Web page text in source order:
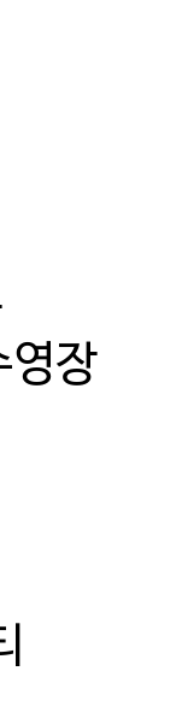
영장